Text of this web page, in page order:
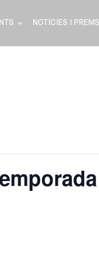
NOTÍCIES I